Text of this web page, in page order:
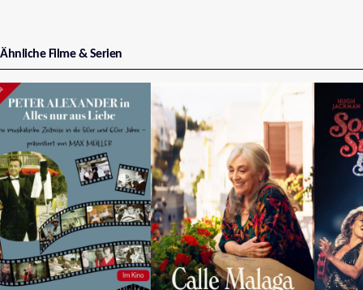
Ähnliche Filme & Serien